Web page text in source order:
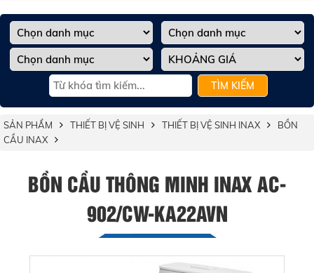
TÌM KIẾM
SẢN PHẨM THIẾT BỊ VỆ SINH THIẾT BỊ VỆ SINH INAX
BỒN
CẦU INAX
BỒN CẦU THÔNG MINH INAX AC-
902/CW-KA22AVN